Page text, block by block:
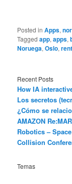
Posted in Apps,
Tagged app,apps,
Noruega,Oslo,
Recent Posts
How IA
Los secretos
¿Cómo se
AMAZON
Robotics – Space
Collision
Temas